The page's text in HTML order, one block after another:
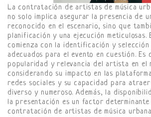
La contratación de artistas de música
no solo implica asegurar la presencia de
reconocido en el escenario, sino que
planificación y una ejecución meticulosas.
comienza con la identificación y
adecuados para el evento en cuestión. Es
popularidad y relevancia del artista en el
considerando su impacto en las
redes sociales y su capacidad para
diverso y numeroso. Además, la
la presentación es un factor
contratación de artistas de música